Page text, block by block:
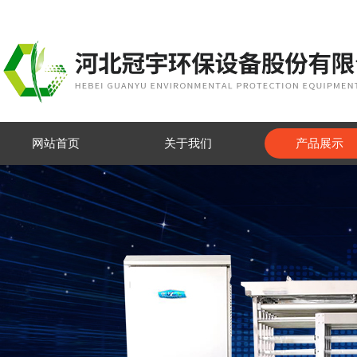
网站首页 关于我们 产品展示